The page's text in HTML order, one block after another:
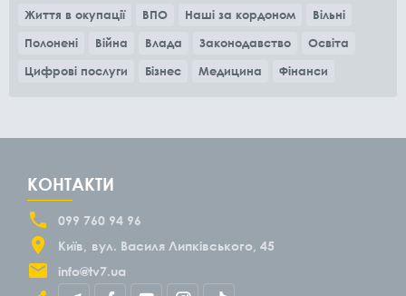
Життя в окупації
ВПО Наші за кордоном
Вільні
Полонені
Війна Влада Законодавство
Освіта
Цифрові послуги
Бізнес Медицина Фінанси
КОНТАКТИ
099 760 94 96
Київ
вул. Василя Липківського, 45
info@tv7.ua